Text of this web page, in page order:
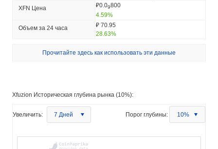
XFN Цена
₽0.09800
4.59%
Объем за 24 часа
₽ 70.95
28.63%
Прочитайте здесь как использовать эти данные
Xfuzion Историческая глубина рынка (10%):
Увеличить: 7 Дней Порог глубины: 10%